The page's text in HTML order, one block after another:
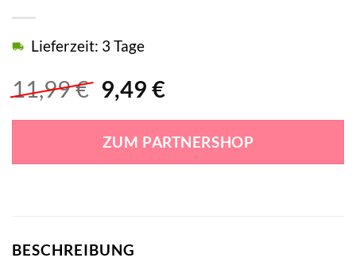
11,99€ Ursprünglicher
war:
11,99 €
9,49 €Aktueller
ist:
9,49 €.
Lieferzeit: 3 Tage
ZUM PARTNERSHOP
BESCHREIBUNG